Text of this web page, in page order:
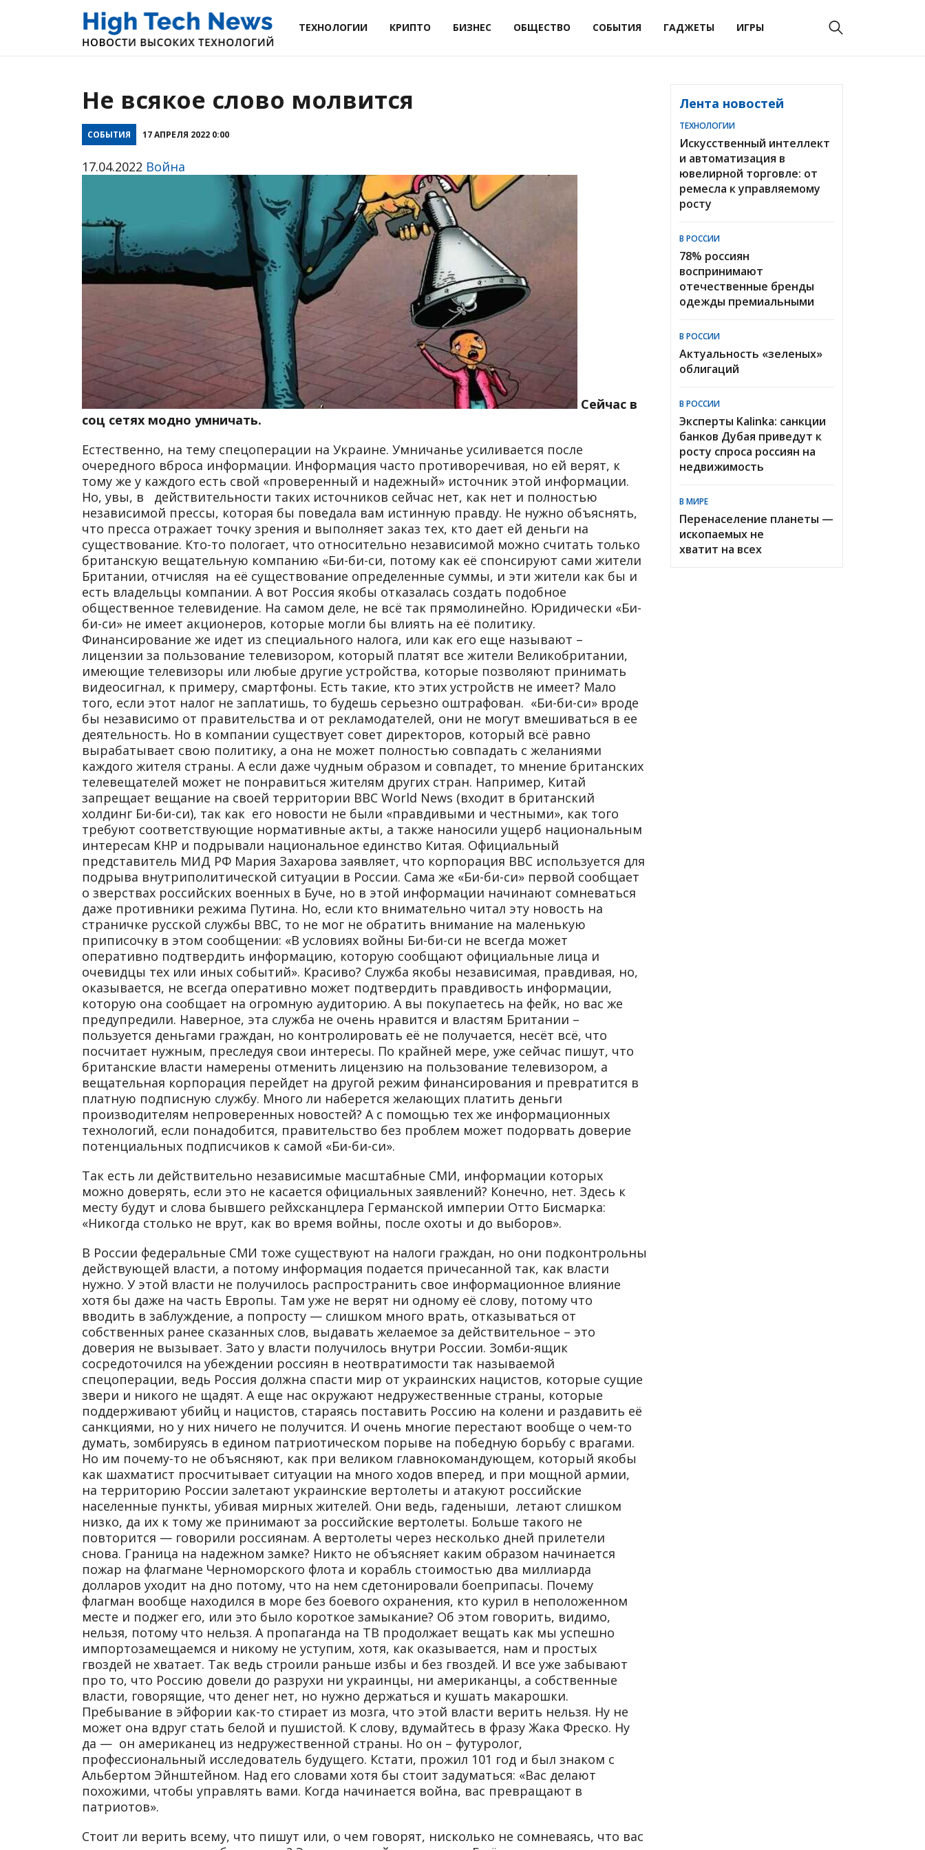
ТЕХНОЛОГИИ КРИПТО БИЗНЕС ОБЩЕСТВО СОБЫТИЯ ГАДЖЕТЫ ИГРЫ
Не всякое слово молвится
СОБЫТИЯ 17 АПРЕЛЯ 2022 0:00
17.04.2022 Война
Сейчас в
соц сетях модно умничать.
Естественно, на тему спецоперации на Украине. Умничанье усиливается после
очередного вброса информации. Информация часто противоречивая, но ей верят, к
тому же у каждого есть свой «проверенный и надежный» источник этой информации.
Но, увы, в действительности таких источников сейчас нет, как нет и полностью
независимой прессы, которая бы поведала вам истинную правду. Не нужно объяснять,
что пресса отражает точку зрения и выполняет заказ тех, кто дает ей деньги на
существование. Кто-то пологает, что относительно независимой можно считать только
британскую вещательную компанию «Би-би-си, потому как её спонсируют сами жители
Британии, отчисляя на её существование определенные суммы, и эти жители как бы и
есть владельцы компании. А вот Россия якобы отказалась создать подобное
общественное телевидение. На самом деле, не всё так прямолинейно. Юридически «Би-
би-си» не имеет акционеров, которые могли бы влиять на её политику.
Финансирование же идет из специального налога, или как его еще называют –
лицензии за пользование телевизором, который платят все жители Великобритании,
имеющие телевизоры или любые другие устройства, которые позволяют принимать
видеосигнал, к примеру, смартфоны. Есть такие, кто этих устройств не имеет? Мало
того, если этот налог не заплатишь, то будешь серьезно оштрафован. «Би-би-си» вроде
бы независимо от правительства и от рекламодателей, они не могут вмешиваться в ее
деятельность. Но в компании существует совет директоров, который всё равно
вырабатывает свою политику, а она не может полностью совпадать с желаниями
каждого жителя страны. А если даже чудным образом и совпадет, то мнение британских
телевещателей может не понравиться жителям других стран. Например, Китай
запрещает вещание на своей территории BBC World News (входит в британский
холдинг Би-би-си), так как его новости не были «правдивыми и честными», как того
требуют соответствующие нормативные акты, а также наносили ущерб национальным
интересам КНР и подрывали национальное единство Китая. Официальный
представитель МИД РФ Мария Захарова заявляет, что корпорация BBC используется для
подрыва внутриполитической ситуации в России. Сама же «Би-би-си» первой сообщает
о зверствах российских военных в Буче, но в этой информации начинают сомневаться
даже противники режима Путина. Но, если кто внимательно читал эту новость на
страничке русской службы ВВС, то не мог не обратить внимание на маленькую
приписочку в этом сообщении: «В условиях войны Би-би-си не всегда может
оперативно подтвердить информацию, которую сообщают официальные лица и
очевидцы тех или иных событий». Красиво? Служба якобы независимая, правдивая, но,
оказывается, не всегда оперативно может подтвердить правдивость информации,
которую она сообщает на огромную аудиторию. А вы покупаетесь на фейк, но вас же
предупредили. Наверное, эта служба не очень нравится и властям Британии –
пользуется деньгами граждан, но контролировать её не получается, несёт всё, что
посчитает нужным, преследуя свои интересы. По крайней мере, уже сейчас пишут, что
британские власти намерены отменить лицензию на пользование телевизором, а
вещательная корпорация перейдет на другой режим финансирования и превратится в
платную подписную службу. Много ли наберется желающих платить деньги
производителям непроверенных новостей? А с помощью тех же информационных
технологий, если понадобится, правительство без проблем может подорвать доверие
потенциальных подписчиков к самой «Би-би-си».
Так есть ли действительно независимые масштабные СМИ, информации которых
можно доверять, если это не касается официальных заявлений? Конечно, нет. Здесь к
месту будут и слова бывшего рейхсканцлера Германской империи Отто Бисмарка:
«Никогда столько не врут, как во время войны, после охоты и до выборов».
В России федеральные СМИ тоже существуют на налоги граждан, но они подконтрольны
действующей власти, а потому информация подается причесанной так, как власти
нужно. У этой власти не получилось распространить свое информационное влияние
хотя бы даже на часть Европы. Там уже не верят ни одному её слову, потому что
вводить в заблуждение, а попросту — слишком много врать, отказываться от
собственных ранее сказанных слов, выдавать желаемое за действительное – это
доверия не вызывает. Зато у власти получилось внутри России. Зомби-ящик
сосредоточился на убеждении россиян в неотвратимости так называемой
спецоперации, ведь Россия должна спасти мир от украинских нацистов, которые сущие
звери и никого не щадят. А еще нас окружают недружественные страны, которые
поддерживают убийц и нацистов, стараясь поставить Россию на колени и раздавить её
санкциями, но у них ничего не получится. И очень многие перестают вообще о чем-то
думать, зомбируясь в едином патриотическом порыве на победную борьбу с врагами.
Но им почему-то не объясняют, как при великом главнокомандующем, который якобы
как шахматист просчитывает ситуации на много ходов вперед, и при мощной армии,
на территорию России залетают украинские вертолеты и атакуют российские
населенные пункты, убивая мирных жителей. Они ведь, гаденыши, летают слишком
низко, да их к тому же принимают за российские вертолеты. Больше такого не
повторится — говорили россиянам. А вертолеты через несколько дней прилетели
снова. Граница на надежном замке? Никто не объясняет каким образом начинается
пожар на флагмане Черноморского флота и корабль стоимостью два миллиарда
долларов уходит на дно потому, что на нем сдетонировали боеприпасы. Почему
флагман вообще находился в море без боевого охранения, кто курил в неположенном
месте и поджег его, или это было короткое замыкание? Об этом говорить, видимо,
нельзя, потому что нельзя. А пропаганда на ТВ продолжает вещать как мы успешно
импортозамещаемся и никому не уступим, хотя, как оказывается, нам и простых
гвоздей не хватает. Так ведь строили раньше избы и без гвоздей. И все уже забывают
про то, что Россию довели до разрухи ни украинцы, ни американцы, а собственные
власти, говорящие, что денег нет, но нужно держаться и кушать макарошки.
Пребывание в эйфории как-то стирает из мозга, что этой власти верить нельзя. Ну не
может она вдруг стать белой и пушистой. К слову, вдумайтесь в фразу Жака Фреско. Ну
да — он американец из недружественной страны. Но он – футуролог,
профессиональный исследователь будущего. Кстати, прожил 101 год и был знаком с
Альбертом Эйнштейном. Над его словами хотя бы стоит задуматься: «Вас делают
похожими, чтобы управлять вами. Когда начинается война, вас превращают в
патриотов».
Стоит ли верить всему, что пишут или, о чем говорят, нисколько не сомневаясь, что вас
Лента новостей
ТЕХНОЛОГИИ
Искусственный интеллект
и автоматизация в
ювелирной торговле: от
ремесла к управляемому
росту
В РОССИИ
78% россиян
воспринимают
отечественные бренды
одежды премиальными
В РОССИИ
Актуальность «зеленых»
облигаций
В РОССИИ
Эксперты Kalinka: санкции
банков Дубая приведут к
росту спроса россиян на
недвижимость
В МИРЕ
Перенаселение планеты —
ископаемых не
хватит на всех